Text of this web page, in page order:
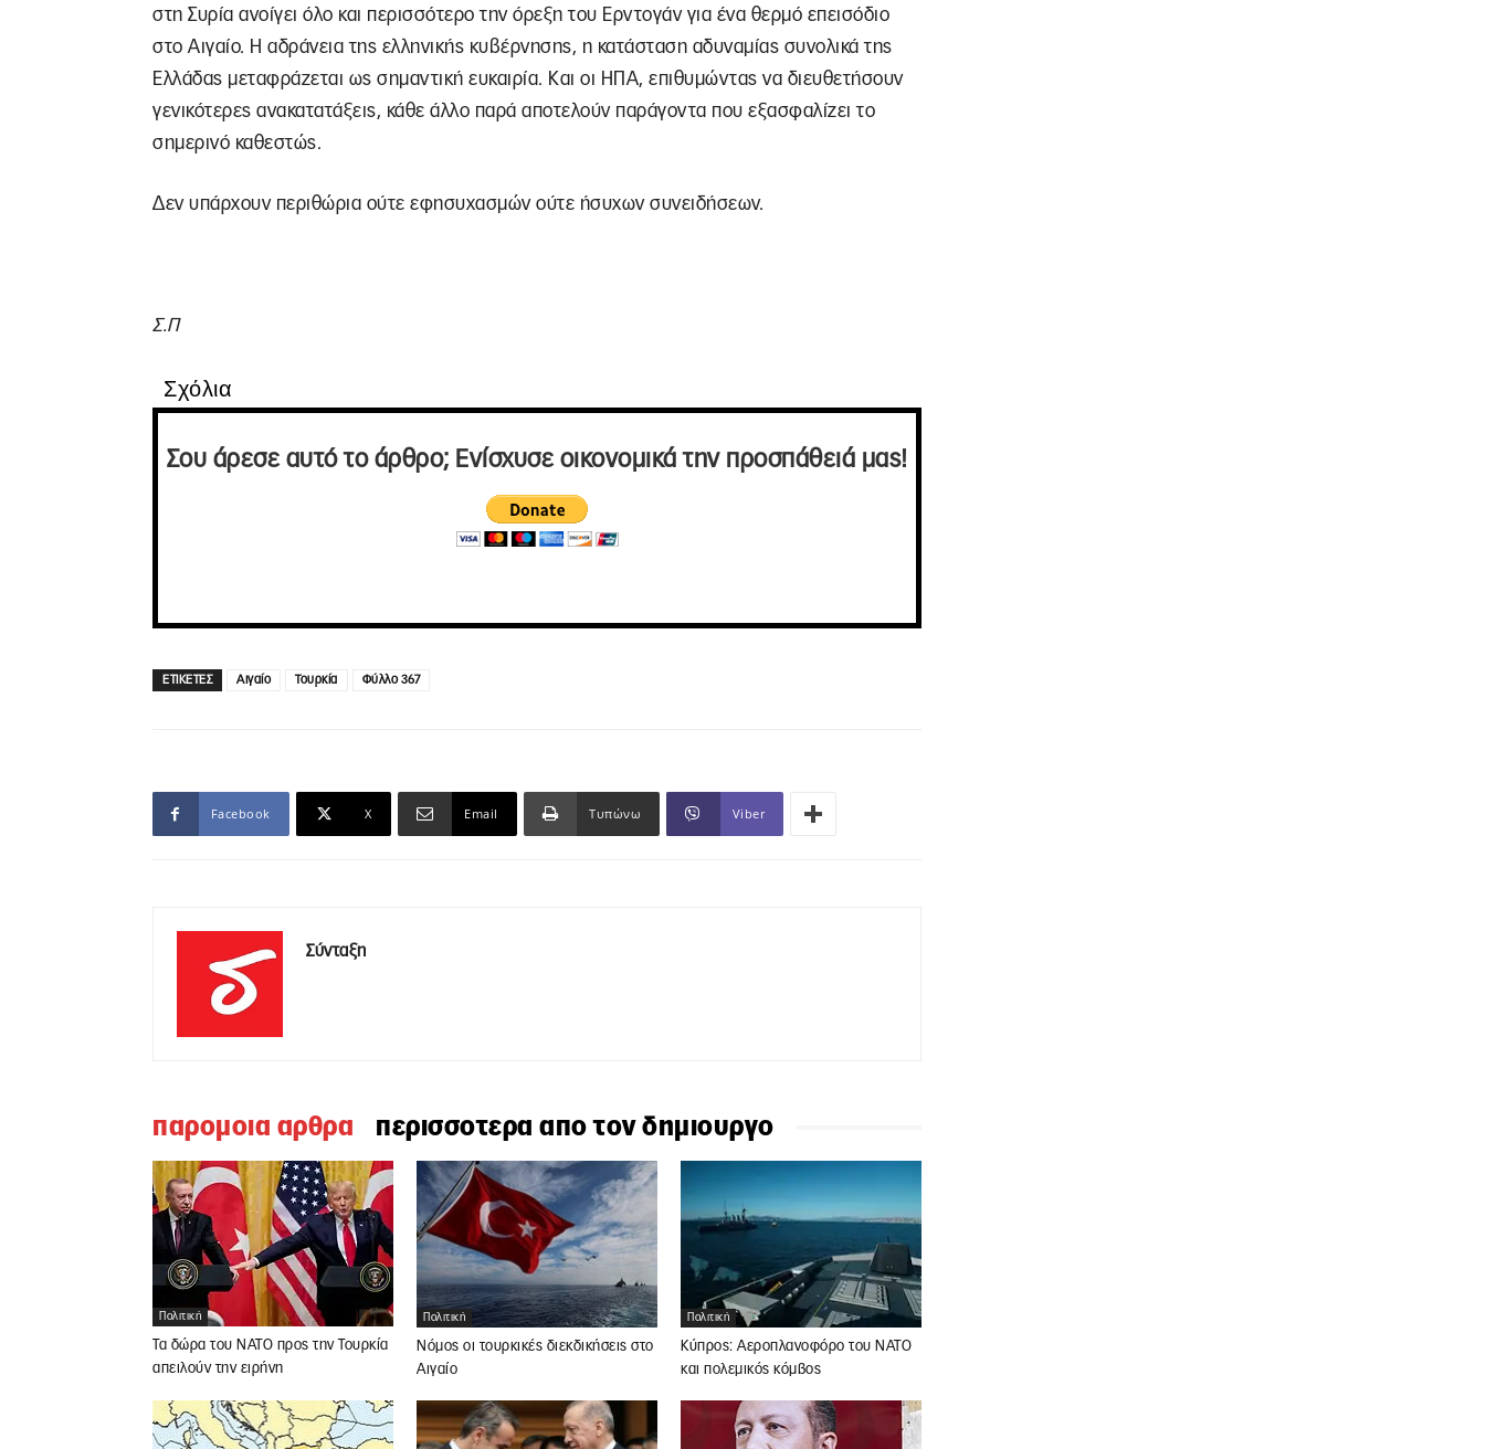
στη Συρία ανοίγει όλο και περισσότερο την όρεξη του Ερντογάν για ένα θερμό επεισόδιο
στο Αιγαίο. Η αδράνεια της ελληνικής κυβέρνησης, η κατάσταση αδυναμίας συνολικά της
Ελλάδας μεταφράζεται ως σημαντική ευκαιρία. Και οι ΗΠΑ, επιθυμώντας να διευθετήσουν
γενικότερες ανακατατάξεις, κάθε άλλο παρά αποτελούν παράγοντα που εξασφαλίζει το
σημερινό καθεστώς.
Δεν υπάρχουν περιθώρια ούτε εφησυχασμών ούτε ήσυχων συνειδήσεων.
Σ.Π
Σχόλια
Σου άρεσε αυτό το άρθρο; Ενίσχυσε οικονομικά την προσπάθειά μας!
ΕΤΙΚΕΤΕΣ Αιγαίο Τουρκία Φύλλο 367
Facebook X Email Τυπώνω Viber
Σύνταξη
παρομοια αρθρα περισσοτερα απο τον δημιουργο
Πολιτική
Τα δώρα του ΝΑΤΟ προς την Τουρκία
απειλούν την ειρήνη
Πολιτική
Νόμος οι τουρκικές διεκδικήσεις στο
Αιγαίο
Πολιτική
Κύπρος: Αεροπλανοφόρο του ΝΑΤΟ
και πολεμικός κόμβος